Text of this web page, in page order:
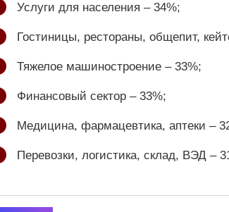
Услуги для населения – 34%;
Гостиницы, рестораны, общепит,
Тяжелое машиностроение – 33%;
Финансовый сектор – 33%;
Медицина, фармацевтика, аптеки –
Перевозки, логистика, склад, ВЭД –